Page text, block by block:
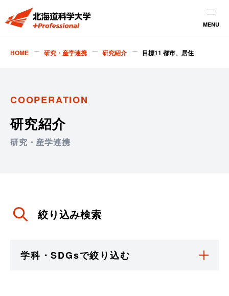
MENU
HOME 研究・産学連携 研究紹介 目標11 都市、居住
COOPERATION
研究紹介
研究・産学連携
絞り込み検索
学科・SDGsで絞り込む